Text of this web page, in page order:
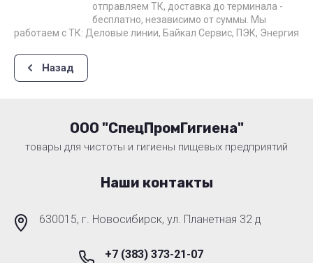
отправляем ТК, доставка до терминала -
бесплатно, независимо от суммы. Мы
работаем с ТК: Деловые линии, Байкал Сервис, ПЭК, Энергия
Назад
ООО "СпецПромГигиена"
товары для чистоты и гигиены пищевых предприятий
Наши контакты
630015, г. Новосибирск, ул. Планетная 32 д
+7 (383) 373-21-07